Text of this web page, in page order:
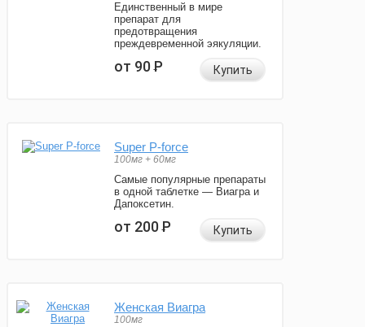
Единственный в мире
препарат для
предотвращения
преждевременной эякуляции.
от 90Р Купить
Super P-force
100мг + 60мг
Самые популярные препараты
в одной таблетке — Виагра и
Дапоксетин.
от 200Р Купить
Женская Виагра
100мг